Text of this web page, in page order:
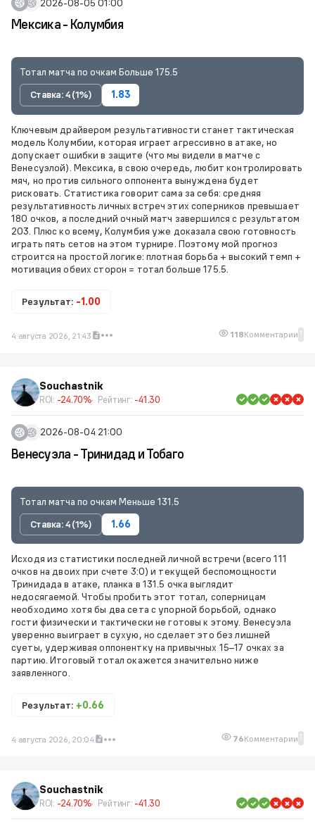
Мексика - Колумбия
Тотал матча по очкам Больше 175.5
Ставка: 4 (1%)
1.83
Ключевым драйвером результативности станет тактическая
модель Колумбии, которая играет агрессивно в атаке, но
допускает ошибки в защите (что мы видели в матче с
Венесуэлой). Мексика, в свою очередь, любит контролировать
мяч, но против сильного оппонента вынуждена будет
рисковать. Статистика говорит сама за себя: средняя
результативность личных встреч этих соперников превышает
180 очков, а последний очный матч завершился с результатом
203. Плюс ко всему, Колумбия уже доказала свою готовность
играть пять сетов на этом турнире. Поэтому мой прогноз
строится на простой логике: плотная борьба + высокий темп +
мотивация обеих сторон = тотал больше 175.5.
Результат: -1.00
4 августа 2026, 21:43 118Комментарии 1
Souchastnik
ROI: -24.70% Рейтинг: -41.30
2026-08-04 21:00
Венесуэла - Тринидад и Тобаго
Тотал матча по очкам Меньше 131.5
Ставка: 4 (1%)
1.66
Исходя из статистики последней личной встречи (всего 111
очков на двоих при счете 3:0) и текущей беспомощности
Тринидада в атаке, планка в 131.5 очка выглядит
недосягаемой. Чтобы пробить этот тотал, соперницам
необходимо хотя бы два сета с упорной борьбой, однако
гости физически и тактически не готовы к этому. Венесуэла
уверенно выиграет в сухую, но сделает это без лишней
суеты, удерживая оппонентку на привычных 15–17 очках за
партию. Итоговый тотал окажется значительно ниже
заявленного.
Результат: +0.66
4 августа 2026, 20:04 76Комментарии 1
Souchastnik
ROI: -24.70% Рейтинг: -41.30